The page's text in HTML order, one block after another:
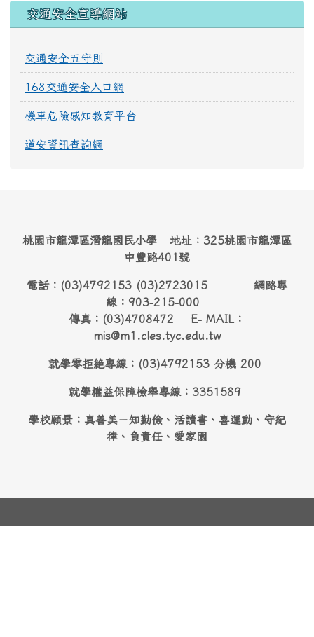
交通安全宣導網站
交通安全五守則
168交通安全入口網
機車危險感知教育平台
道安資訊查詢網
桃園市龍潭區潛龍國民小學 地址：325桃園市龍潭區
中豐路401號
電話：(03)4792153 (03)2723015 網路專
線：903-215-000
傳真：(03)4708472 E- MAIL：
mis@m1.cles.tyc.edu.tw
就學零拒絶專線：(03)4792153 分機 200
就學權益保障檢舉專線：3351589
學校願景：真善美－知勤儉、活讀書、喜運動、守紀
律、負責任、愛家園